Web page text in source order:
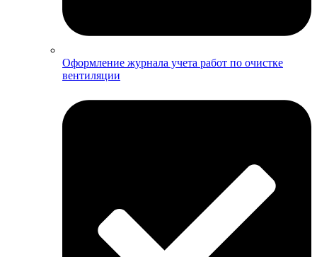
Оформление журнала учета работ по очистке
вентиляции